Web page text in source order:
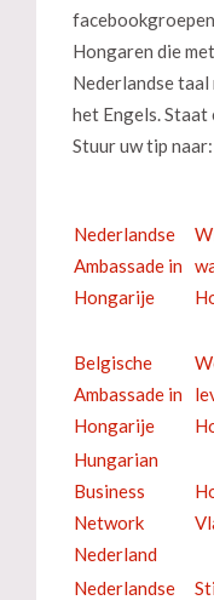
Hongaren die
Nederlandse
het Engels.
Stuur uw tip naar:
Nederlandse
Ambassade in
Hongarije
Belgische
Ambassade in
Hongarije
Hungarian
Business
Network
Nederland
Nederlandse